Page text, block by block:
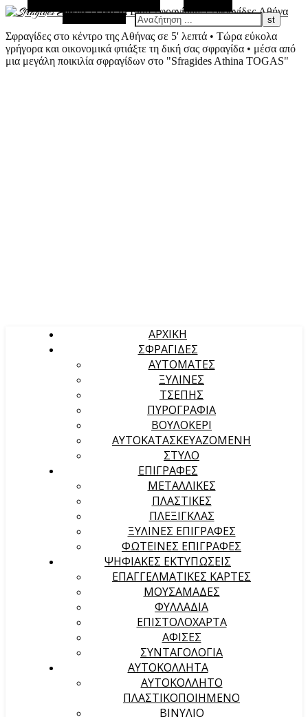
Σφραγίδες στο κέντρο της Αθήνας σε 5' λεπτά • Τώρα εύκολα
γρήγορα και οικονομικά φτιάξτε τη δική σας σφραγίδα • μέσα από
μια μεγάλη ποικιλία σφραγίδων στο "Sfragides Athina TOGAS"
Τυχαίο Άρθρο
Αναζήτηση
ΑΡΧΙΚΉ
ΣΦΡΑΓΙΔΕΣ
ΑΥΤΟΜΑΤΕΣ
ΞΥΛΙΝΕΣ
ΤΣΕΠΗΣ
ΠΥΡΟΓΡΑΦΙΑ
ΒΟΥΛΟΚΕΡΙ
ΑΥΤΟΚΑΤΑΣΚΕΥΑΖΟΜΕΝΗ
ΣΤΥΛΟ
ΕΠΙΓΡΑΦΕΣ
ΜΕΤΑΛΛΙΚΕΣ
ΠΛΑΣΤΙΚΕΣ
ΠΛΕΞΙΓΚΛΑΣ
ΞΥΛΙΝΕΣ ΕΠΙΓΡΑΦΕΣ
ΦΩΤΕΙΝΕΣ ΕΠΙΓΡΑΦΕΣ
ΨΗΦΙΑΚΕΣ ΕΚΤΥΠΩΣΕΙΣ
ΕΠΑΓΓΕΛΜΑΤΙΚΕΣ ΚΑΡΤΕΣ
ΜΟΥΣΑΜΑΔΕΣ
ΦΥΛΛΑΔΙΑ
ΕΠΙΣΤΟΛΟΧΑΡΤΑ
ΑΦΙΣΕΣ
ΣΥΝΤΑΓΟΛΟΓΙΑ
ΑΥΤΟΚΟΛΛΗΤΑ
ΑΥΤΟΚΟΛΛΗΤΟ
ΠΛΑΣΤΙΚΟΠΟΙΗΜΕΝΟ
ΒΙΝΥΛΙΟ